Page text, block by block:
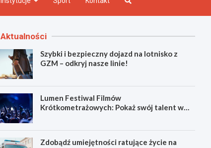
Aktualności
Szybki i bezpieczny dojazd na lotnisko z
GZM – odkryj nasze linie!
Lumen Festiwal Filmów
Krótkometrażowych: Pokaż swój talent w
Zdobądź umiejętności ratujące życie na